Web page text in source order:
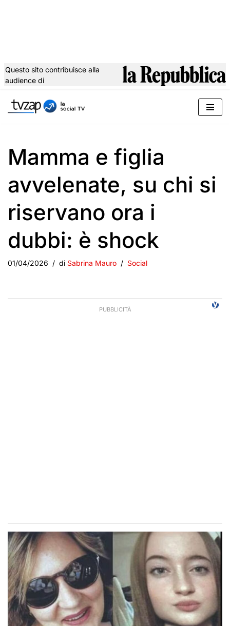
al
Questo sito contribuisce alla
audience di
Mamma e figlia
avvelenate, su chi si
riservano ora i
dubbi: è shock
01/04/2026 di Sabrina Mauro Social